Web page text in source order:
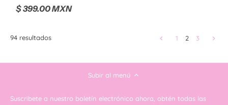
$ 399.00 MXN
94 resultados 1 2 3
Subir al menú
Suscribete a nuestro boletín electrónico ahora, obtén todas las